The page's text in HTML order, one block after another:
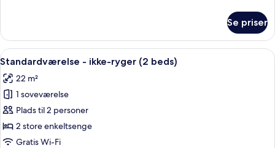
smoking
Triple
Room
Non-
Se priser
Indlæs
alle
billeder
af
Standardværelse
-
ikke-
Et hotelværelse med en stor seng,
7
Standardværelse - ikke-ryger (2 beds)
22 m²
1 soveværelse
Plads til 2 personer
2 store enkeltsenge
Gratis Wi-Fi